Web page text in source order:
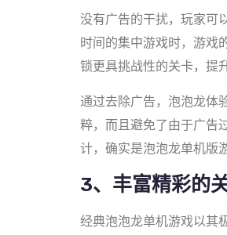
没有广告的干扰，玩家可
时间的集中游戏时，游戏
锁更具挑战性的关卡，提
通过去除广告，泡泡龙体
粹，而且避免了由于广告
计，确实是泡泡龙单机版
3、丰富精彩的
经典泡泡龙单机游戏以其